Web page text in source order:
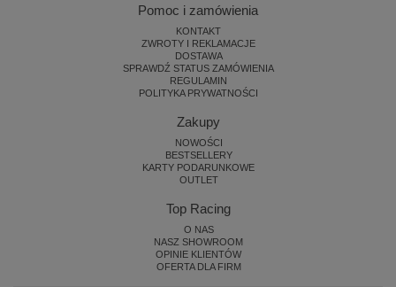
Pomoc i zamówienia
KONTAKT
ZWROTY I REKLAMACJE
DOSTAWA
SPRAWDŹ STATUS ZAMÓWIENIA
REGULAMIN
POLITYKA PRYWATNOŚCI
Zakupy
NOWOŚCI
BESTSELLERY
KARTY PODARUNKOWE
OUTLET
Top Racing
O NAS
NASZ SHOWROOM
OPINIE KLIENTÓW
OFERTA DLA FIRM